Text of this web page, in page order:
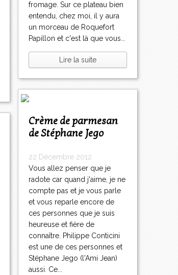
fromage. Sur ce plateau bien
entendu, chez moi, il y aura
un morceau de Roquefort
Papillon et c'est là que vous...
Lire la suite
Crème de parmesan
de Stéphane Jego
22 Décembre 2012
Vous allez penser que je
radote car quand j'aime, je ne
compte pas et je vous parle
et vous reparle encore de
ces personnes que je suis
heureuse et fière de
connaître. Philippe Conticini
est une de ces personnes et
Stéphane Jego (l'Ami Jean)
aussi. Ce...